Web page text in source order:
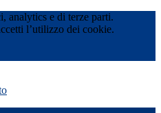
analytics e di terze parti.
l’utilizzo dei cookie.